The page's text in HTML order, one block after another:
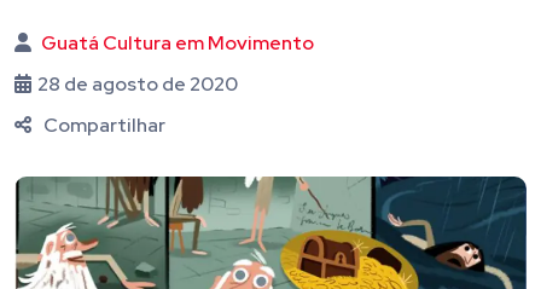
Guatá Cultura em Movimento
28 de agosto de 2020
Compartilhar